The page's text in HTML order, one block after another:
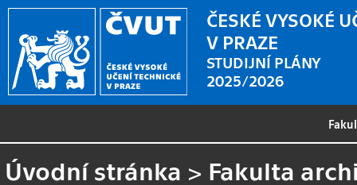
ČESKÉ VYSOKÉ
V PRAZE
STUDIJNÍ PLÁNY
2025/2026
Úvodní stránka > Fakulta